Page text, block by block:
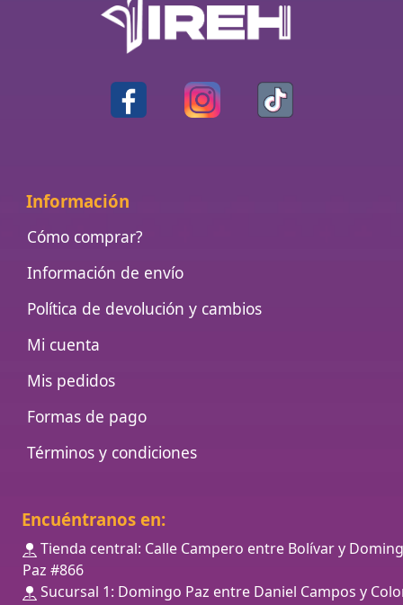
Información
Cómo comprar?
Información de envío
Política de devolución y cambios
Mi cuenta
Mis pedidos
Formas de pago
Términos y condiciones
Encuéntranos en:
Tienda central: Calle Campero entre Bolívar y
Paz #866
Sucursal 1: Domingo Paz entre Daniel Campos y